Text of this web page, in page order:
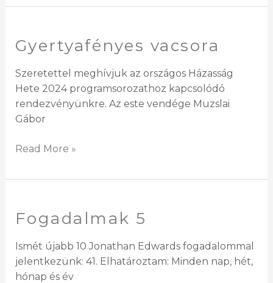
Gyertyafényes vacsora
Szeretettel meghívjuk az országos Házasság
Hete 2024 programsorozathoz kapcsolódó
rendezvényünkre. Az este vendége Muzslai
Gábor
Gyertyafényes
vacsora
Read More »
Fogadalmak 5
Ismét újabb 10 Jonathan Edwards fogadalommal
jelentkezünk: 41. Elhatároztam: Minden nap, hét,
hónap és év
Fogadalmak